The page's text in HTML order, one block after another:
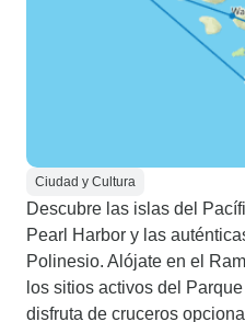
Ciudad y Cultura
Descubre las islas del
Pearl Harbor y las
Polinesio. Alójate en el
los sitios activos del
disfruta de cruceros